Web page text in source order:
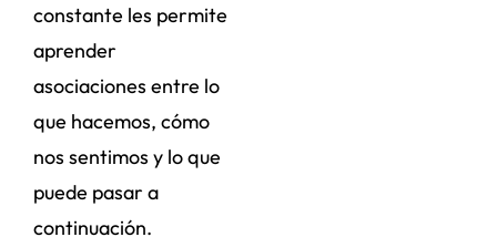
constante les permite
aprender
asociaciones entre lo
que hacemos, cómo
nos sentimos y lo que
puede pasar a
continuación.